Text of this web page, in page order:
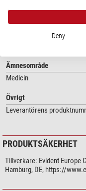
Visa mer...
TEKNISKA DATA
Ämnesområde
Medicin
Övrigt
Leverantörens
PRODUKTSÄKERHET
Tillverkare: Evident Europe
Hamburg, DE, https://
Deny